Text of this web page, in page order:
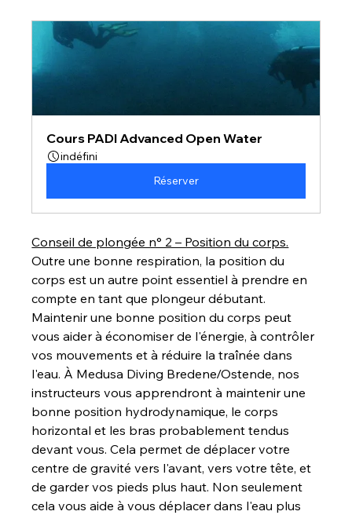
Cours PADI Advanced Open Water
indéfini
Réserver
Conseil de plongée n° 2 – Position du corps.
Outre une bonne respiration, la position du
corps est un autre point essentiel à prendre en
compte en tant que plongeur débutant.
Maintenir une bonne position du corps peut
vous aider à économiser de l'énergie, à contrôler
vos mouvements et à réduire la traînée dans
l'eau. À Medusa Diving Bredene/Ostende, nos
instructeurs vous apprendront à maintenir une
bonne position hydrodynamique, le corps
horizontal et les bras probablement tendus
devant vous. Cela permet de déplacer votre
centre de gravité vers l'avant, vers votre tête, et
de garder vos pieds plus haut. Non seulement
cela vous aide à vous déplacer dans l'eau plus